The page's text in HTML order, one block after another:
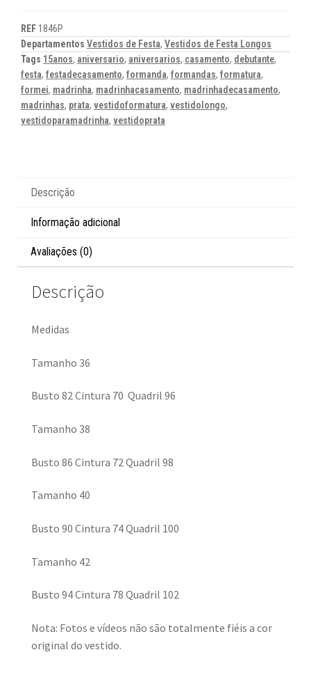
REF 1846P
Departamentos Vestidos de Festa, Vestidos de Festa Longos
Tags 15anos, aniversario, aniversarios, casamento, debutante,
festa, festadecasamento, formanda, formandas, formatura,
formei, madrinha, madrinhacasamento, madrinhadecasamento,
madrinhas, prata, vestidoformatura, vestidolongo,
vestidoparamadrinha, vestidoprata
Descrição
Informação adicional
Avaliações (0)
Descrição
Medidas
Tamanho 36
Busto 82 Cintura 70 Quadril 96
Tamanho 38
Busto 86 Cintura 72 Quadril 98
Tamanho 40
Busto 90 Cintura 74 Quadril 100
Tamanho 42
Busto 94 Cintura 78 Quadril 102
Nota: Fotos e vídeos não são totalmente fiéis a cor
original do vestido.